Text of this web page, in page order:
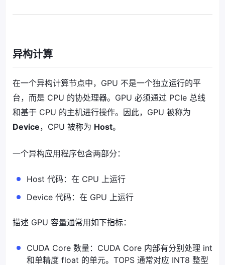
异构计算
在一个异构计算节点中，GPU 不是一个独立运行的平
台，而是 CPU 的协处理器。GPU 必须通过 PCIe 总线
和基于 CPU 的主机进行操作。因此，GPU 被称为
Device，CPU 被称为 Host。
一个异构应用程序包含两部分：
Host 代码：在 CPU 上运行
Device 代码：在 GPU 上运行
描述 GPU 容量通常用如下指标：
CUDA Core 数量：CUDA Core 内部有分别处理 int
和单精度 float 的单元。TOPS 通常对应 INT8 整型